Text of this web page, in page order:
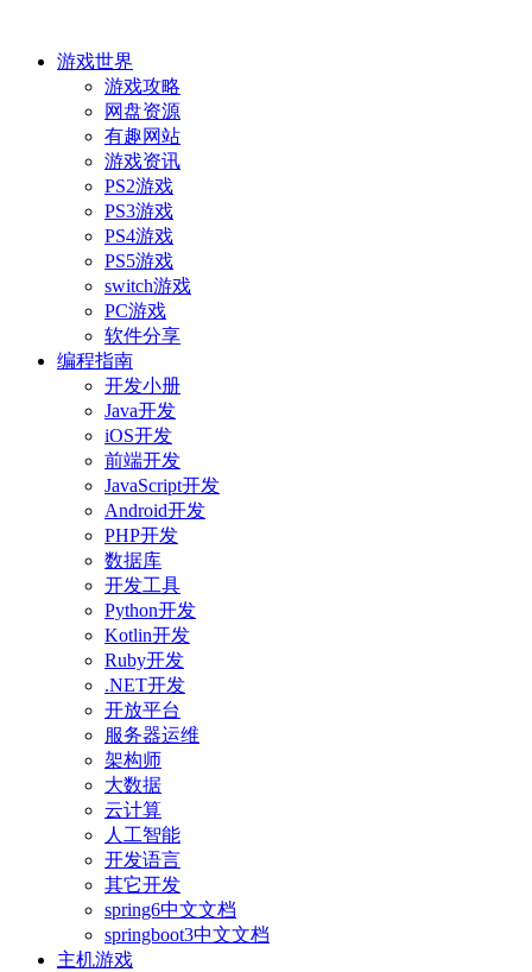
游戏世界
游戏攻略
网盘资源
有趣网站
游戏资讯
PS2游戏
PS3游戏
PS4游戏
PS5游戏
switch游戏
PC游戏
软件分享
编程指南
开发小册
Java开发
iOS开发
前端开发
JavaScript开发
Android开发
PHP开发
数据库
开发工具
Python开发
Kotlin开发
Ruby开发
.NET开发
开放平台
服务器运维
架构师
大数据
云计算
人工智能
开发语言
其它开发
spring6中文文档
springboot3中文文档
主机游戏